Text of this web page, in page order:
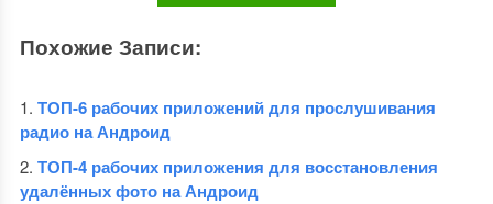
Похожие Записи:
ТОП-6 рабочих приложений для прослушивания
радио на Андроид
ТОП-4 рабочих приложения для восстановления
удалённых фото на Андроид